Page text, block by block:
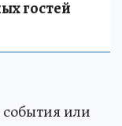
гостей
или